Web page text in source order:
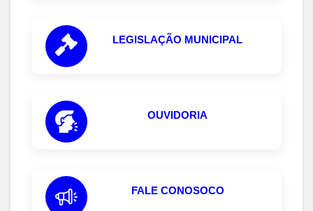
LEGISLAÇÃO MUNICIPAL
OUVIDORIA
FALE CONOSOCO